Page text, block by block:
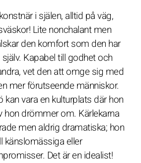
i själen, alltid på väg,
Lite nonchalant men
den komfort som den har
Kapabel till godhet och
vet den att omge sig med
mer förutseende människor.
kan vara en kulturplats där hon
hon drömmer om. Kärlekarna
men aldrig dramatiska; hon
känslomässiga eller
Det är en idealist!